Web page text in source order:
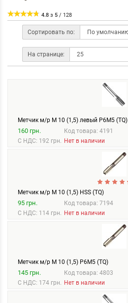
4.8 з 5 / 128
Сортировать по:
На странице:
Метчик м/р М 10 (1,5) левый Р6М5 (TQ)
160 грн.
С НДС: 192 грн.
Код товара: 4191
Нет в наличии
Метчик м/р М 10 (1,5) HSS (TQ)
95 грн.
С НДС: 114 грн.
Код товара: 7194
Нет в наличии
Метчик м/р М 10 (1,5) Р6М5 (TQ)
145 грн.
С НДС: 174 грн.
Код товара: 4803
Нет в наличии